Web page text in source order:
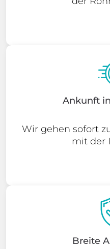
Ankunft
Wir gehen sofort
mit der
Breite